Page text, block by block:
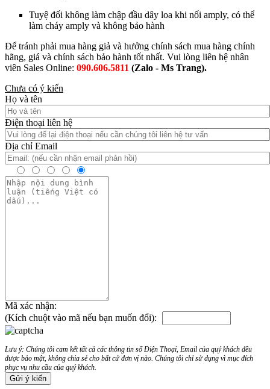
Tuyệ đối không làm chập đầu dây loa khi nối amply, có thể
làm cháy amply và không bảo hành
Để tránh phải mua hàng giả và hưởng chính sách mua hàng chính
hãng, giá và chính sách bảo hành tốt nhất. Vui lòng liên hệ nhân
viên Sales Online: 090.606.5811 (Zalo - Ms Trang).
Chưa có ý kiến
Họ và tên
Điện thoại liên hệ
Địa chỉ Email
Mã xác nhận:
(Kích chuột vào mã nếu bạn muốn đổi):
Lưu ý: Chúng tôi cam kết tất cả các thông tin số Điện Thoại, Email của quý khách đều
được bảo mật, không chia sẻ cho bất cứ đơn vị nào. Chúng tôi chỉ sử dụng vì mục đích
phục vụ nhu cầu của quý khách.